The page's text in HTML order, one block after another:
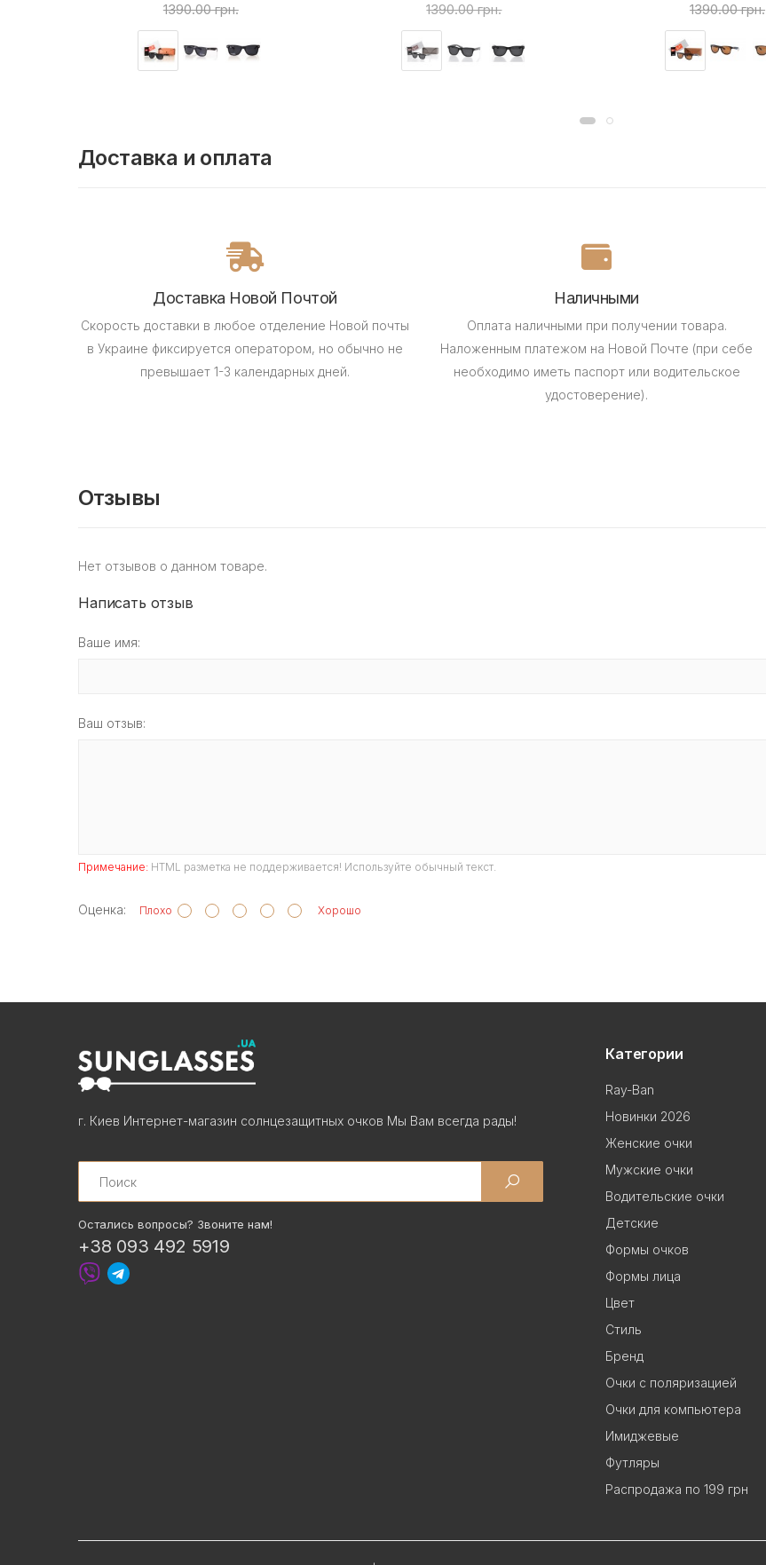
1390.00 грн. 1390.00 грн. 1390.00 грн.
Доставка и оплата
Доставка Новой Почтой
Скорость доставки в любое отделение Новой почты
в Украине фиксируется оператором, но обычно не
превышает 1-3 календарных дней.
Наличными
Оплата наличными при получении товара.
Наложенным платежом на Новой Почте (при себе
необходимо иметь паспорт или водительское
удостоверение).
Отзывы
Нет отзывов о данном товаре.
Написать отзыв
Ваше имя:
Ваш отзыв:
Примечание: HTML разметка не поддерживается! Используйте обычный текст.
Оценка: Плохо Хорошо
г. Киев Интернет-магазин солнцезащитных очков Мы Вам всегда рады!
Search
Остались вопросы? Звоните нам!
+38 093 492 5919
Категории
Ray-Ban
Новинки 2026
Женские очки
Мужские очки
Водительские очки
Детские
Формы очков
Формы лица
Цвет
Стиль
Бренд
Очки с поляризацией
Очки для компьютера
Имиджевые
Футляры
Распродажа по 199 грн